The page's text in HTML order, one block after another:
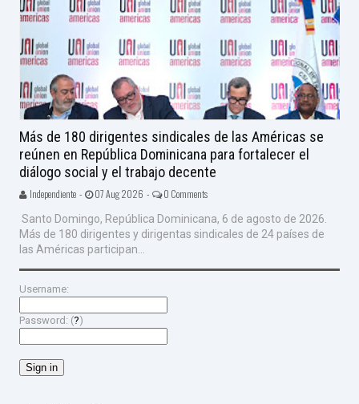
Más de 180 dirigentes sindicales de las Américas se
reúnen en República Dominicana para fortalecer el
diálogo social y el trabajo decente
Independiente - 07 Aug 2026 - 0 Comments
Santo Domingo, República Dominicana, 6 de agosto de 2026.
Más de 180 dirigentes y dirigentas sindicales de 24 países de
las Américas participan...
Username:
Password: (?)